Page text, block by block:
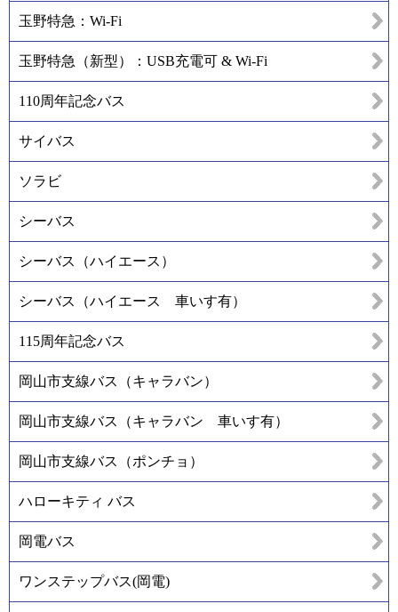
玉野特急：Wi-Fi
玉野特急（新型）：USB充電可 & Wi-Fi
110周年記念バス
サイバス
ソラビ
シーバス
シーバス（ハイエース）
シーバス（ハイエース 車いす有）
115周年記念バス
岡山市支線バス（キャラバン）
岡山市支線バス（キャラバン 車いす有）
岡山市支線バス（ポンチョ）
ハローキティ バス
岡電バス
ワンステップバス(岡電)